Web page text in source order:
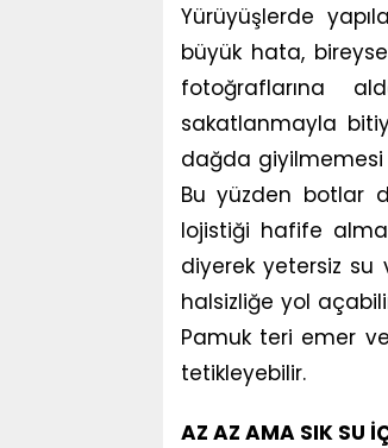
Yürüyüşlerde
büyük hata,
fotoğraflarına
sakatlanmayla
dağda giyilmemesi
Bu yüzden botlar
lojistiği hafife
diyerek yetersiz su
halsizliğe yol
Pamuk teri emer
tetikleyebilir.
AZ AZ AMA SIK SU